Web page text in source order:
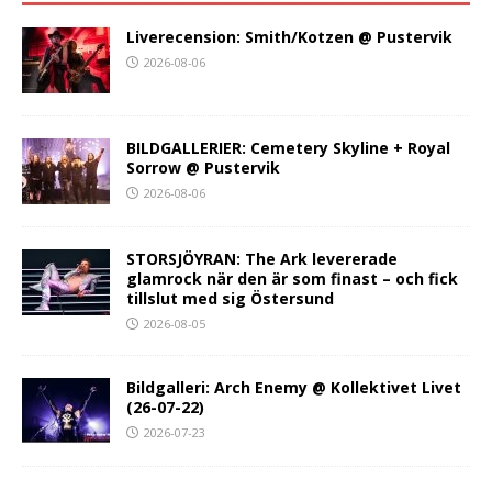
Liverecension: Smith/Kotzen @ Pustervik
2026-08-06
BILDGALLERIER: Cemetery Skyline + Royal
Sorrow @ Pustervik
2026-08-06
STORSJÖYRAN: The Ark levererade
glamrock när den är som finast – och fick
tillslut med sig Östersund
2026-08-05
Bildgalleri: Arch Enemy @ Kollektivet Livet
(26-07-22)
2026-07-23